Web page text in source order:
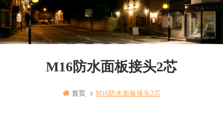
M16防水面板接头2芯
首页 M16防水面板接头2芯